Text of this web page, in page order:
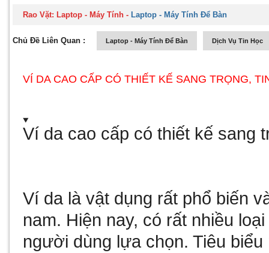
Rao Vặt: Laptop - Máy Tính - Laptop - Máy Tính Để Bàn
Chủ Đề Liên Quan : Laptop - Máy Tính Để Bàn Dịch Vụ Tin Học
VÍ DA CAO CẤP CÓ THIẾT KẾ SANG TRỌNG,
Ví da cao cấp có thiết kế sang
Ví da là vật dụng rất phổ biến
nam. Hiện nay, có rất nhiều
người dùng lựa chọn. Tiêu